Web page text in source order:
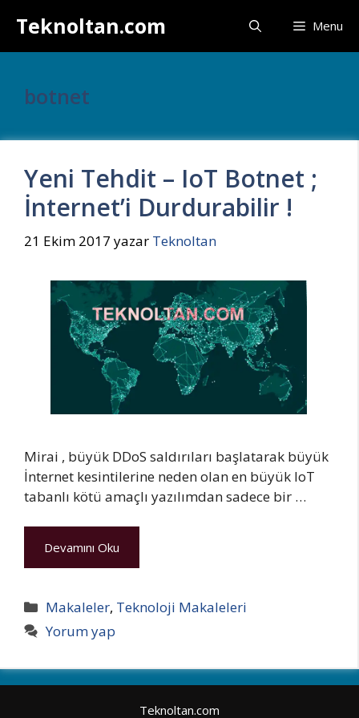
atlaTeknoltan.com Menu
botnet
Yeni Tehdit – IoT Botnet ;
İnternet’i Durdurabilir !
21 Ekim 2017 yazar Teknoltan
Mirai , büyük DDoS saldırıları başlatarak büyük
İnternet kesintilerine neden olan en büyük IoT
tabanlı kötü amaçlı yazılımdan sadece bir …
Devamını Oku
Kategoriler
Makaleler, Teknoloji Makaleleri
Yorum yap
Teknoltan.com